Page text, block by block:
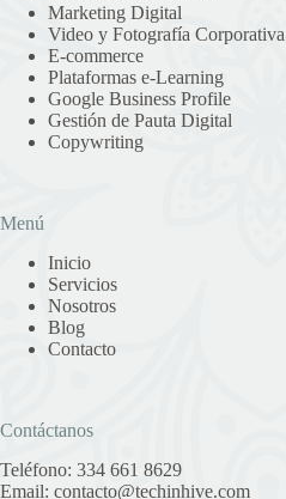
Marketing Digital
Video y Fotografía Corporativa
E-commerce
Plataformas e-Learning
Google Business Profile
Gestión de Pauta Digital
Copywriting
Menú
Inicio
Servicios
Nosotros
Blog
Contacto
Contáctanos
Teléfono: 334 661 8629
Email: contacto@techinhive.com